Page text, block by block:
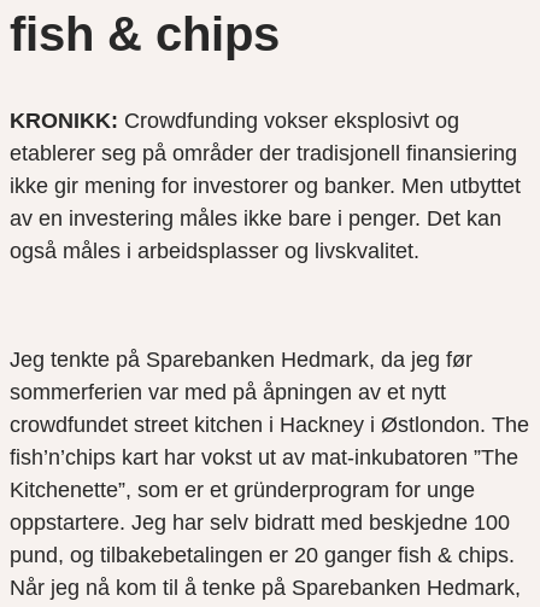
fish & chips
KRONIKK: Crowdfunding vokser eksplosivt og
etablerer seg på områder der tradisjonell finansiering
ikke gir mening for investorer og banker. Men utbyttet
av en investering måles ikke bare i penger. Det kan
også måles i arbeidsplasser og livskvalitet.
Jeg tenkte på Sparebanken Hedmark, da jeg før
sommerferien var med på åpningen av et nytt
crowdfundet street kitchen i Hackney i Østlondon. The
fish’n’chips kart har vokst ut av mat-inkubatoren ”The
Kitchenette”, som er et gründerprogram for unge
oppstartere. Jeg har selv bidratt med beskjedne 100
pund, og tilbakebetalingen er 20 ganger fish & chips.
Når jeg nå kom til å tenke på Sparebanken Hedmark,